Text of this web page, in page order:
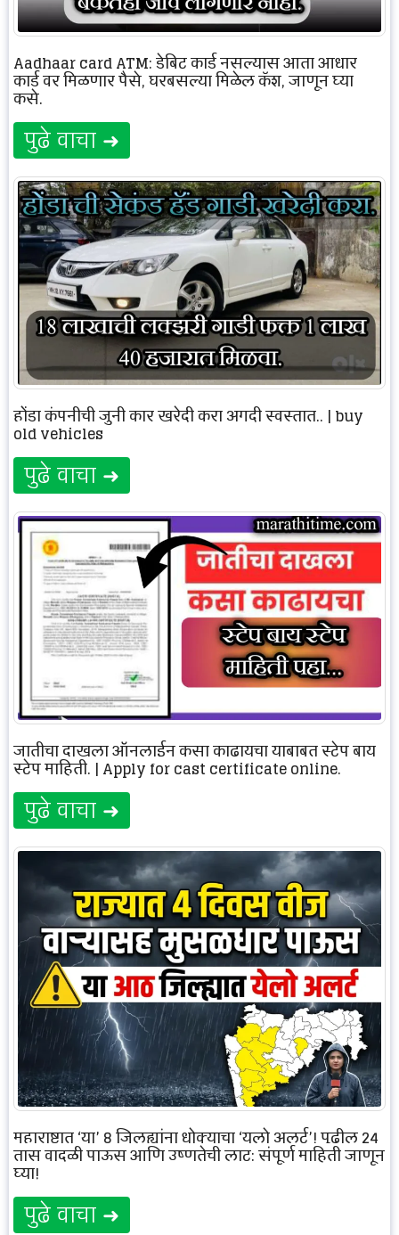
Aadhaar card ATM: डेबिट कार्ड नसल्यास आता आधार
कार्ड वर मिळणार पैसे, घरबसल्या मिळेल कॅश, जाणून घ्या
कसे.
पुढे वाचा ➜
होंडा कंपनीची जुनी कार खरेदी करा अगदी स्वस्तात.. | buy
old vehicles
पुढे वाचा ➜
जातीचा दाखला ऑनलाईन कसा काढायचा याबाबत स्टेप बाय
स्टेप माहिती. | Apply for cast certificate online.
पुढे वाचा ➜
महाराष्ट्रात ‘या’ 8 जिल्ह्यांना धोक्याचा ‘यलो अलर्ट’! पुढील 24
तास वादळी पाऊस आणि उष्णतेची लाट: संपूर्ण माहिती जाणून
घ्या!
पुढे वाचा ➜